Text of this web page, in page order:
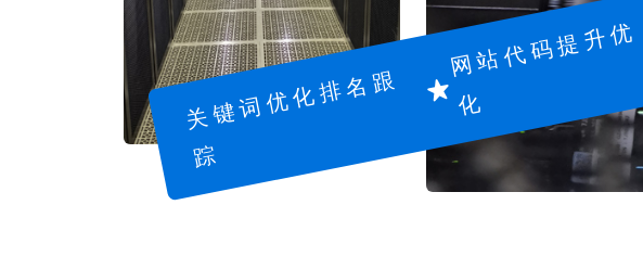
关
键
词
优
化
排
名
跟
踪
网
站
代
码
提
升
优
化